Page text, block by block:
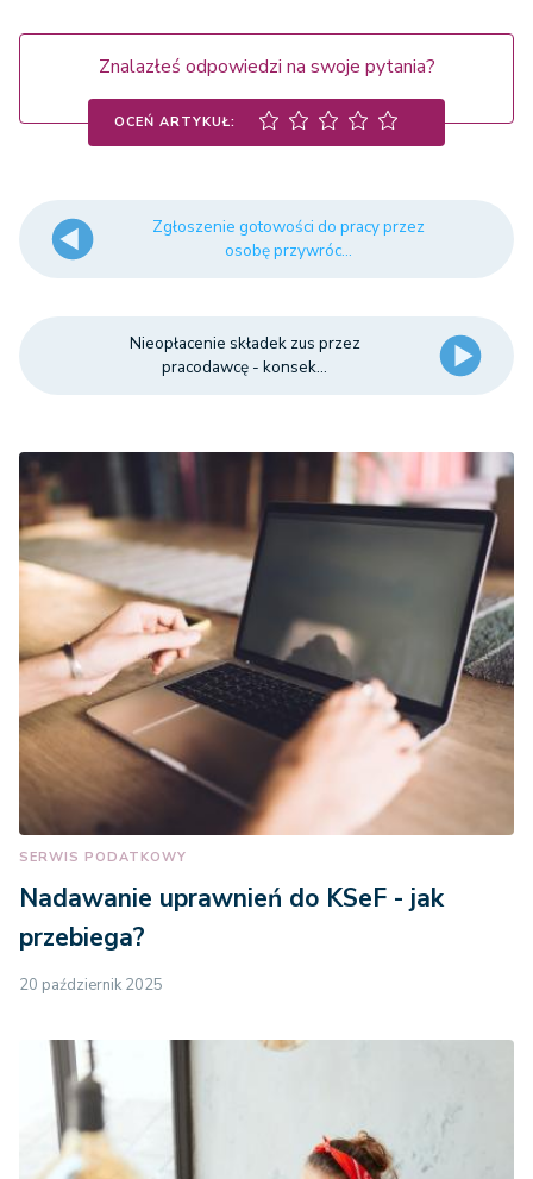
Znalazłeś odpowiedzi na swoje pytania?
OCEŃ ARTYKUŁ:
Zgłoszenie gotowości do pracy przez
osobę przywróc...
Nieopłacenie składek zus przez
pracodawcę - konsek...
SERWIS PODATKOWY
Nadawanie uprawnień do KSeF - jak
przebiega?
20 październik 2025